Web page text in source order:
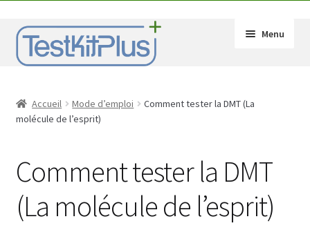
Aller
la
Aller
contenu
Menu
Réactifs
menu
le
menu
le
sous-
Accueil Mode d’emploi
Comment tester la DMT (La
molécule de l’esprit)
Comment tester la DMT
(La molécule de l’esprit)